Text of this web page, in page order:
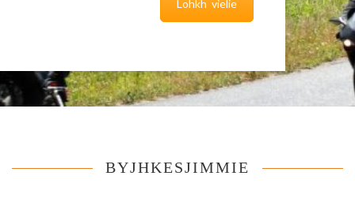
Lohkh vielie
BYJHKESJIMMIE